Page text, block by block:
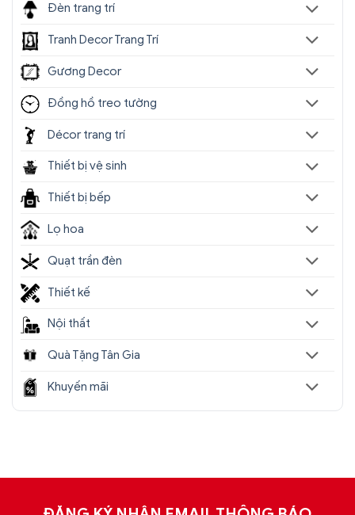
Đèn trang trí
Tranh Decor Trang Trí
Gương Decor
Đồng hồ treo tường
Décor trang trí
Thiết bị vệ sinh
Thiết bị bếp
Lọ hoa
Quạt trần đèn
Thiết kế
Nội thất
Quà Tặng Tân Gia
Khuyến mãi